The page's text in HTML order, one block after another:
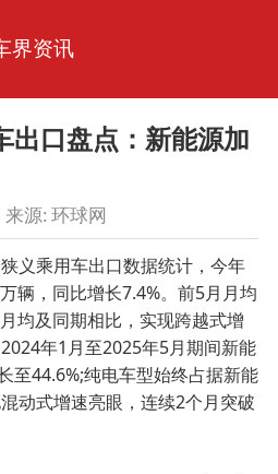
界资讯
出口盘点：新能源加
来源: 环球网
乘用车出口数据统计，今年
辆，同比增长7.4%。前5月月均
均及同期相比，实现跨越式增
年1月至2025年5月期间新能
至44.6%;纯电车型始终占据新能
动式增速亮眼，连续2个月突破